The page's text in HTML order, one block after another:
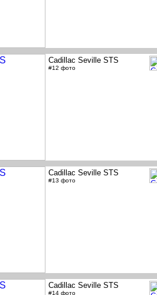
Cadillac Seville STS
#12 фото
Cadillac Seville STS
#13 фото
Cadillac Seville STS
#14 фото